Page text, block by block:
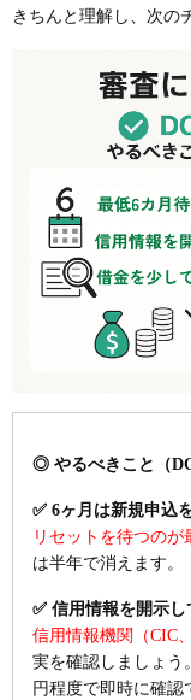
きちんと理解し、次の
◎ やるべきこと（DO
✅ 6ヶ月は新規申込
リセットを待つのが
は半年で消えます。
✅ 信用情報を開示
信用情報機関（CIC
実を確認しましょう
円程度で即時に確認